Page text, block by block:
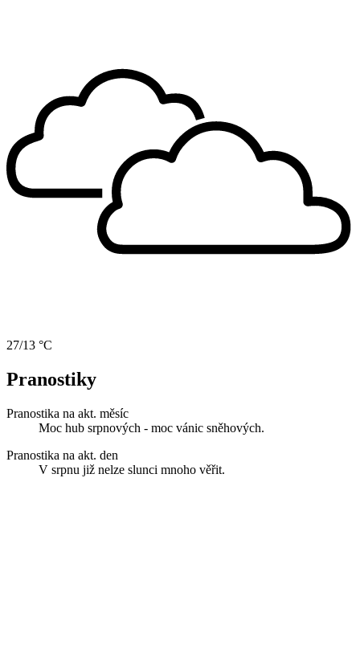
27/13 °C
Pranostiky
Pranostika na akt. měsíc
Moc hub srpnových - moc vánic sněhových.
Pranostika na akt. den
V srpnu již nelze slunci mnoho věřit.